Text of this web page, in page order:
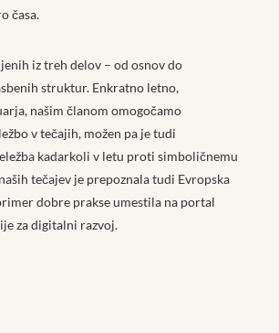
časa.
iz treh delov – od osnov do
struktur. Enkratno letno,
našim članom omogočamo
v tečajih, možen pa je tudi
kadarkoli v letu proti simboličnemu
tečajev je prepoznala tudi Evropska
dobre prakse umestila na portal
za digitalni razvoj.